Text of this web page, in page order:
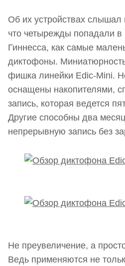
уровня
Перед началом
Очень информативное
Настройки через файл .ini
Прорех в безопасности
Циклическую запись
чтобы не стереть
Как настроить таймер
Записываю — включить и
слышно все
Об их устройствах
что четырежды попадали в
Гиннесса, как самые
диктофоны.
фишка линейки Edic-Mini.
оснащены накопителями,
запись, которая ведется
Другие способны два
непрерывную запись без
Не преувеличение, а
Ведь применяются не